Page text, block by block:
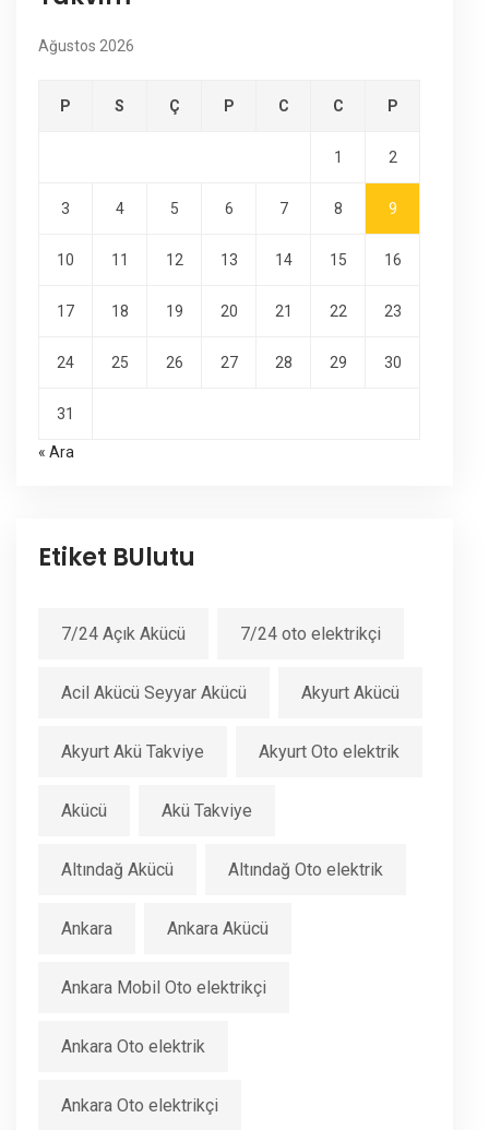
Ağustos 2026
P S Ç P C C P
1 2
3 4 5 6 7 8 9
10 11 12 13 14 15 16
17 18 19 20 21 22 23
24 25 26 27 28 29 30
31
« Ara
Etiket BUlutu
7/24 Açık Akücü 7/24 oto elektrikçi
Acil Akücü Seyyar Akücü Akyurt Akücü
Akyurt Akü Takviye Akyurt Oto elektrik
Akücü Akü Takviye
Altındağ Akücü Altındağ Oto elektrik
Ankara Ankara Akücü
Ankara Mobil Oto elektrikçi
Ankara Oto elektrik
Ankara Oto elektrikçi